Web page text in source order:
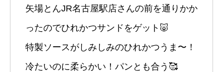
矢場とんJR名古屋駅店さんの前を通りかか
ったのでひれかつサンドをゲット🐷
特製ソースがしみしみのひれかつうま〜！
冷たいのに柔らかい！パンとも合う🥰